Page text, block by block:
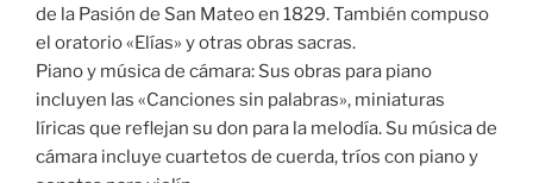
de la Pasión de San Mateo en 1829. También compuso
el oratorio «Elías» y otras obras sacras.
Piano y música de cámara: Sus obras para piano
incluyen las «Canciones sin palabras», miniaturas
líricas que reflejan su don para la melodía. Su música de
cámara incluye cuartetos de cuerda, tríos con piano y